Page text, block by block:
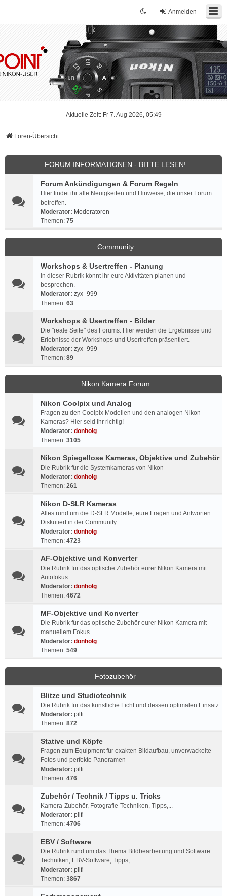
Anmelden
Aktuelle Zeit: Fr 7. Aug 2026, 05:49
Foren-Übersicht
FORUM INFORMATIONEN - BITTE LESEN!
Forum Ankündigungen & Forum Regeln
Hier findet ihr alle Neuigkeiten und Hinweise, die unser Forum
betreffen.
Moderator: Moderatoren
Themen: 75
Community
Workshops & Usertreffen - Planung
In dieser Rubrik könnt ihr eure Aktivitäten planen und
besprechen.
Moderator: zyx_999
Themen: 63
Workshops & Usertreffen - Bilder
Die "reale Seite" des Forums. Hier werden die Ergebnisse und
Erlebnisse der Workshops und Usertreffen präsentiert.
Moderator: zyx_999
Themen: 89
Nikon Kamera Forum
Nikon Coolpix und Analog
Fragen zu den Coolpix Modellen und den analogen Nikon
Kameras? Hier seid Ihr richtig!
Moderator: donholg
Themen: 3105
Nikon Spiegellose Kameras, Objektive und Zubehör
Die Rubrik für die Systemkameras von Nikon
Moderator: donholg
Themen: 261
Nikon D-SLR Kameras
Alles rund um die D-SLR Modelle, eure Fragen und Antworten.
Diskutiert in der Community.
Moderator: donholg
Themen: 4723
AF-Objektive und Konverter
Die Rubrik für das optische Zubehör eurer Nikon Kamera mit
Autofokus
Moderator: donholg
Themen: 4672
MF-Objektive und Konverter
Die Rubrik für das optische Zubehör eurer Nikon Kamera mit
manuellem Fokus
Moderator: donholg
Themen: 549
Fotozubehör
Blitze und Studiotechnik
Die Rubrik für das künstliche Licht und dessen optimalen Einsatz
Moderator: pilfi
Themen: 872
Stative und Köpfe
Fragen zum Equipment für exakten Bildaufbau, unverwackelte
Fotos und perfekte Panoramen
Moderator: pilfi
Themen: 476
Zubehör / Technik / Tipps u. Tricks
Kamera-Zubehör, Fotografie-Techniken, Tipps,...
Moderator: pilfi
Themen: 4706
EBV / Software
Die Rubrik rund um das Thema Bildbearbeitung und Software.
Techniken, EBV-Software, Tipps,...
Moderator: pilfi
Themen: 3867